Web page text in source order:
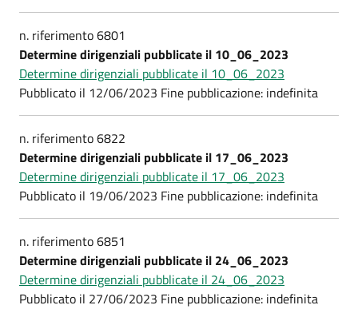
n. riferimento 6801
Determine dirigenziali pubblicate il 10_06_2023
Determine dirigenziali pubblicate il 10_06_2023
Pubblicato il 12/06/2023 Fine pubblicazione: indefinita
n. riferimento 6822
Determine dirigenziali pubblicate il 17_06_2023
Determine dirigenziali pubblicate il 17_06_2023
Pubblicato il 19/06/2023 Fine pubblicazione: indefinita
n. riferimento 6851
Determine dirigenziali pubblicate il 24_06_2023
Determine dirigenziali pubblicate il 24_06_2023
Pubblicato il 27/06/2023 Fine pubblicazione: indefinita